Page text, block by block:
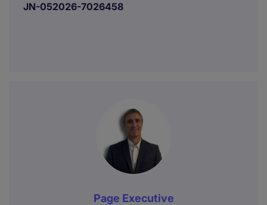
JN-052026-7026458
Page Executive